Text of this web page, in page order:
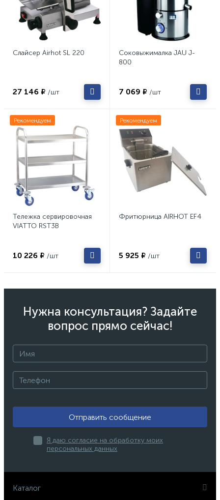
Слайсер Airhot SL 220
27 146 ₽ /шт
Соковыжималка JAU J-
800
7 069 ₽ /шт
Рекомендуем
Тележка сервировочная
VIATTO RST3B
10 226 ₽ /шт
Рекомендуем
Фритюрница AIRHOT EF4
5 925 ₽ /шт
Нужна консультация? Задайте
вопрос прямо сейчас!
Отправить сообщение
Я даю согласие на обработку моих
персональных данных
Каталог